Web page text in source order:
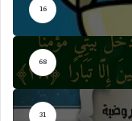
16
68
31